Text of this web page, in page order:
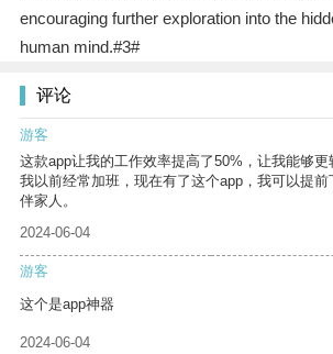
encouraging further exploration into the
human mind.#3#
评论
游客
这款app让我的工作效率提高了50%，让我能够更
我以前经常加班，现在有了这个app，我可以提
伴家人。
2024-06-04
游客
这个是app神器
2024-06-04